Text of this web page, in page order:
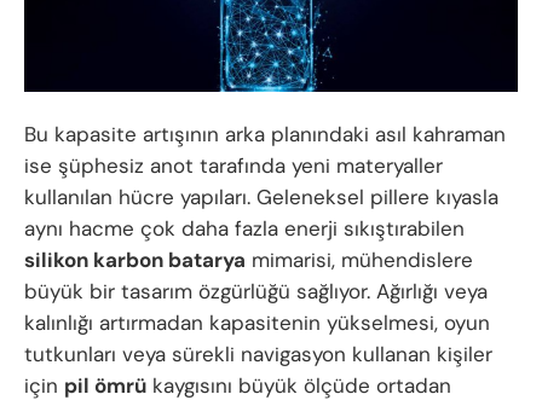
Bu kapasite artışının arka planındaki asıl kahraman
ise şüphesiz anot tarafında yeni materyaller
kullanılan hücre yapıları. Geleneksel pillere kıyasla
aynı hacme çok daha fazla enerji sıkıştırabilen
silikon karbon batarya mimarisi, mühendislere
büyük bir tasarım özgürlüğü sağlıyor. Ağırlığı veya
kalınlığı artırmadan kapasitenin yükselmesi, oyun
tutkunları veya sürekli navigasyon kullanan kişiler
için pil ömrü kaygısını büyük ölçüde ortadan